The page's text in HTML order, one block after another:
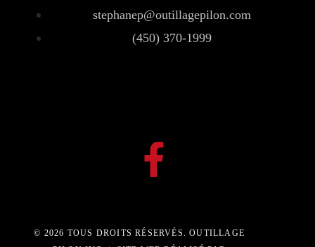
stephanep@outillagepilon.com
(450) 370-1999
© 2026 TOUS DROITS RÉSERVÉS. OUTILLAGE